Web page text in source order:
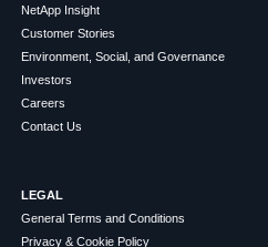
NetApp Insight
Customer Stories
Environment, Social, and Governance
Investors
Careers
Contact Us
LEGAL
General Terms and Conditions
Privacy & Cookie Policy